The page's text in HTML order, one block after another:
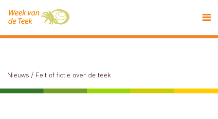
Nieuws / Feit of fictie over de teek